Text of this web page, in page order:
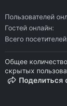
Пользователей
Гостей онлайн
Всего посетителей
Общее
скрытых
Поделиться